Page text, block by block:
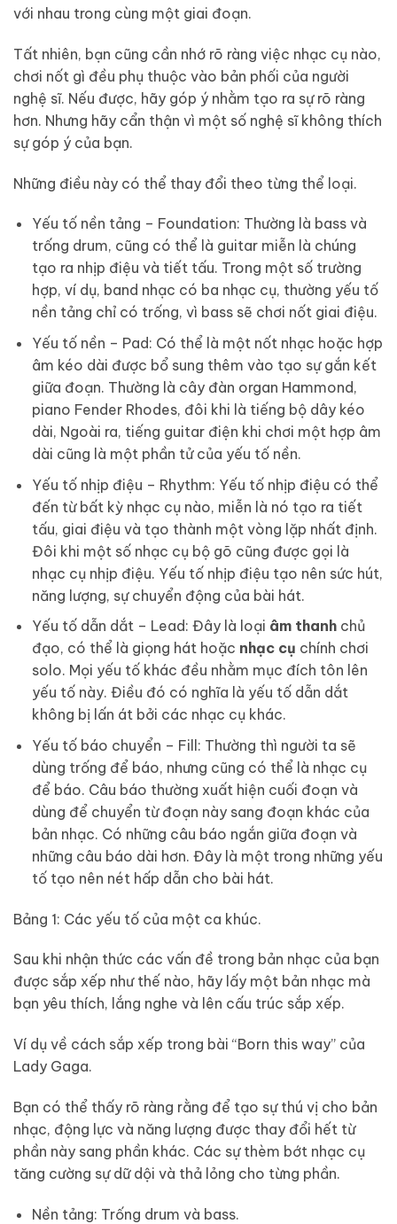
với nhau trong cùng một giai đoạn.
Tất nhiên, bạn cũng cần nhớ rõ ràng việc nhạc cụ nào,
chơi nốt gì đều phụ thuộc vào bản phối của người
nghệ sĩ. Nếu được, hãy góp ý nhằm tạo ra sự rõ ràng
hơn. Nhưng hãy cẩn thận vì một số nghệ sĩ không thích
sự góp ý của bạn.
Những điều này có thể thay đổi theo từng thể loại.
Yếu tố nền tảng – Foundation: Thường là bass và
trống drum, cũng có thể là guitar miễn là chúng
tạo ra nhịp điệu và tiết tấu. Trong một số trường
hợp, ví dụ, band nhạc có ba nhạc cụ, thường yếu tố
nền tảng chỉ có trống, vì bass sẽ chơi nốt giai điệu.
Yếu tố nền – Pad: Có thể là một nốt nhạc hoặc hợp
âm kéo dài được bổ sung thêm vào tạo sự gắn kết
giữa đoạn. Thường là cây đàn organ Hammond,
piano Fender Rhodes, đôi khi là tiếng bộ dây kéo
dài, Ngoài ra, tiếng guitar điện khi chơi một hợp âm
dài cũng là một phần tử của yếu tố nền.
Yếu tố nhịp điệu – Rhythm: Yếu tố nhịp điệu có thể
đến từ bất kỳ nhạc cụ nào, miễn là nó tạo ra tiết
tấu, giai điệu và tạo thành một vòng lặp nhất định.
Đôi khi một số nhạc cụ bộ gõ cũng được gọi là
nhạc cụ nhịp điệu. Yếu tố nhịp điệu tạo nên sức hút,
năng lượng, sự chuyển động của bài hát.
Yếu tố dẫn dắt – Lead: Đây là loại âm thanhchủ
đạo, có thể là giọng hát hoặc nhạc cụ chính chơi
solo. Mọi yếu tố khác đều nhằm mục đích tôn lên
yếu tố này. Điều đó có nghĩa là yếu tố dẫn dắt
không bị lấn át bởi các nhạc cụ khác.
Yếu tố báo chuyển – Fill: Thường thì người ta sẽ
dùng trống để báo, nhưng cũng có thể là nhạc cụ
để báo. Câu báo thường xuất hiện cuối đoạn và
dùng để chuyển từ đoạn này sang đoạn khác của
bản nhạc. Có những câu báo ngắn giữa đoạn và
những câu báo dài hơn. Đây là một trong những yếu
tố tạo nên nét hấp dẫn cho bài hát.
Bảng 1: Các yếu tố của một ca khúc.
Sau khi nhận thức các vấn đề trong bản nhạc của bạn
được sắp xếp như thế nào, hãy lấy một bản nhạc mà
bạn yêu thích, lắng nghe và lên cấu trúc sắp xếp.
Ví dụ về cách sắp xếp trong bài “Born this way” của
Lady Gaga.
Bạn có thể thấy rõ ràng rằng để tạo sự thú vị cho bản
nhạc, động lực và năng lượng được thay đổi hết từ
phần này sang phần khác. Các sự thèm bớt nhạc cụ
tăng cường sự dữ dội và thả lỏng cho từng phần.
Nền tảng: Trống drum và bass.